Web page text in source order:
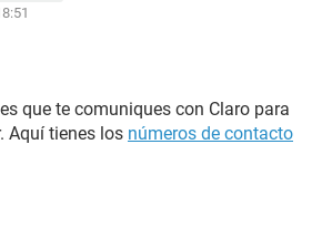
que te comuniques con Claro para
Aquí tienes los números de contacto